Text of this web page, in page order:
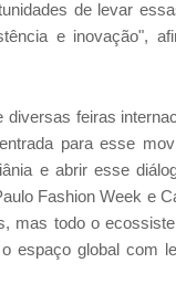
de levar
e inovação",
feiras
para esse
e abrir esse
Fashion Week e
mas todo o
espaço global com